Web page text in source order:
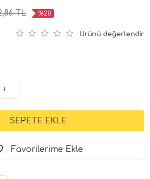
TL %20
Ürünü değerlendir
+
Favorilerime Ekle